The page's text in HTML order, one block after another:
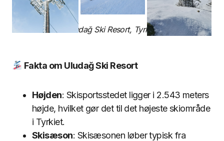
Uludağ Ski Resort, Tyrkiet
Fakta om Uludağ Ski Resort
Højden: Skisportsstedet ligger i 2.543 meters
højde, hvilket gør det til det højeste skiområde
i Tyrkiet.
Skisæson: Skisæsonen løber typisk fra